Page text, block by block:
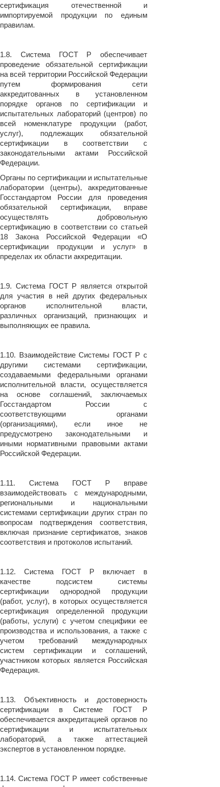
сертификация отечественной и
импортируемой продукции по единым
правилам.
1.8. Система ГОСТ Р обеспечивает
проведение обязательной сертификации
на всей территории Российской Федерации
путем формирования сети
аккредитованных в установленном
порядке органов по сертификации и
испытательных лабораторий (центров) по
всей номенклатуре продукции (работ,
услуг), подлежащих обязательной
сертификации в соответствии с
законодательными актами Российской
Федерации.
Органы по сертификации и испытательные
лаборатории (центры), аккредитованные
Госстандартом России для проведения
обязательной сертификации, вправе
осуществлять добровольную
сертификацию в соответствии со статьей
18 Закона Российской Федерации «О
сертификации продукции и услуг» в
пределах их области аккредитации.
1.9. Система ГОСТ Р является открытой
для участия в ней других федеральных
органов исполнительной власти,
различных организаций, признающих и
выполняющих ее правила.
1.10. Взаимодействие Системы ГОСТ Р с
другими системами сертификации,
создаваемыми федеральными органами
исполнительной власти, осуществляется
на основе соглашений, заключаемых
Госстандартом России с
соответствующими органами
(организациями), если иное не
предусмотрено законодательными и
иными нормативными правовыми актами
Российской Федерации.
1.11. Система ГОСТ Р вправе
взаимодействовать с международными,
региональными и национальными
системами сертификации других стран по
вопросам подтверждения соответствия,
включая признание сертификатов, знаков
соответствия и протоколов испытаний.
1.12. Система ГОСТ Р включает в
качестве подсистем системы
сертификации однородной продукции
(работ, услуг), в которых осуществляется
сертификация определенной продукции
(работы, услуги) с учетом специфики ее
производства и использования, а также с
учетом требований международных
систем сертификации и соглашений,
участником которых является Российская
Федерация.
1.13. Объективность и достоверность
сертификации в Системе ГОСТ Р
обеспечивается аккредитацией органов по
сертификации и испытательных
лабораторий, а также аттестацией
экспертов в установленном порядке.
1.14. Система ГОСТ Р имеет собственные